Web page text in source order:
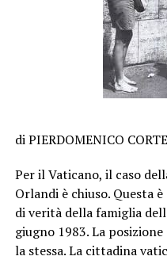
di PIERDOMENICO
Per il Vaticano, il caso
Orlandi è chiuso. Questa
di verità della famiglia
giugno 1983. La
la stessa. La cittadina